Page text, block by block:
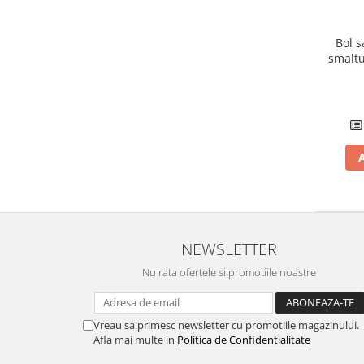
Bol
NEWSLETTER
Nu rata ofertele si promotiile noastre
Vreau sa primesc newsletter cu promotiile magazinului.
Afla mai multe in Politica de Confidentialitate